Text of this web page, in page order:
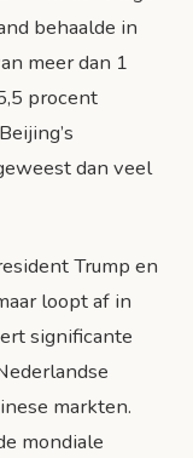
behaalde in
meer dan 1
procent
dan veel
Trump en
loopt af in
significante
markten.
mondiale